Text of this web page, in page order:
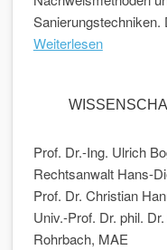
Weiterlesen
Prof. Dr.-Ing. Ulrich
Rechtsanwalt Hans-
Prof. Dr. Christian
Univ.-Prof. Dr. phil.
Rohrbach, MAE